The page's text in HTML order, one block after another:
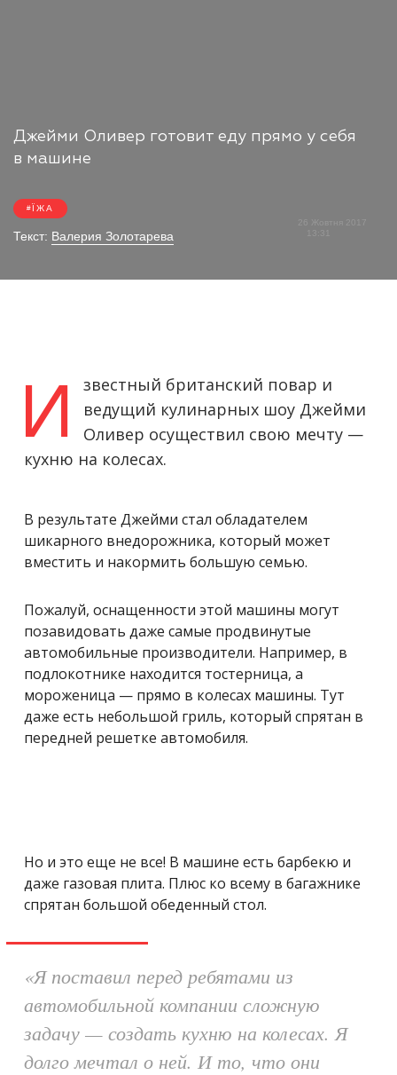
Джейми Оливер готовит еду прямо у себя
в машине
ЇЖА
Текст: Валерия Золотарева
26 Жовтня 2017
И
звестный британский повар и
ведущий кулинарных шоу Джейми
Оливер осуществил свою мечту —
кухню на колесах.
В результате Джейми стал обладателем
шикарного внедорожника, который может
вместить и накормить большую семью.
Пожалуй, оснащенности этой машины могут
позавидовать даже самые продвинутые
автомобильные производители. Например, в
подлокотнике находится тостерница, а
мороженица — прямо в колесах машины. Тут
даже есть небольшой гриль, который спрятан в
передней решетке автомобиля.
Но и это еще не все! В машине есть барбекю и
даже газовая плита. Плюс ко всему в багажнике
спрятан большой обеденный стол.
«Я поставил перед ребятами из
автомобильной компании сложную
задачу — создать кухню на колесах. Я
долго мечтал о ней. И то, что они